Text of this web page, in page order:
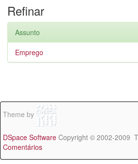
Refinar
Assunto
Emprego
Theme by
DSpace Software Copyright © 2002-2009
Comentários